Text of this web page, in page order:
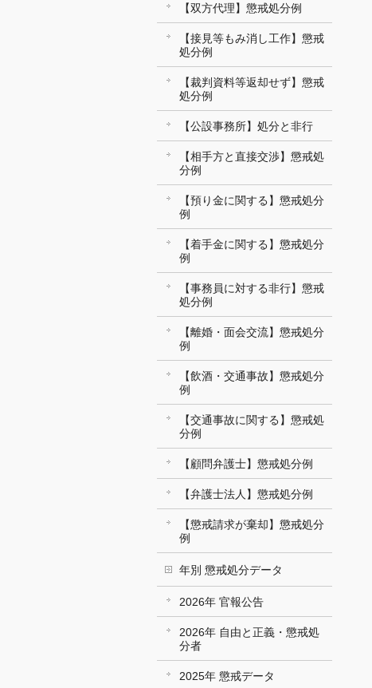
【双方代理】懲戒処分例
【接見等もみ消し工作】懲戒
処分例
【裁判資料等返却せず】懲戒
処分例
【公設事務所】処分と非行
【相手方と直接交渉】懲戒処
分例
【預り金に関する】懲戒処分
例
【着手金に関する】懲戒処分
例
【事務員に対する非行】懲戒
処分例
【離婚・面会交流】懲戒処分
例
【飲酒・交通事故】懲戒処分
例
【交通事故に関する】懲戒処
分例
【顧問弁護士】懲戒処分例
【弁護士法人】懲戒処分例
【懲戒請求が棄却】懲戒処分
例
年別 懲戒処分データ
2026年 官報公告
2026年 自由と正義・懲戒処
分者
2025年 懲戒データ